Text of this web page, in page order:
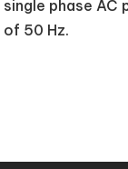
single phase AC
of 50 Hz.